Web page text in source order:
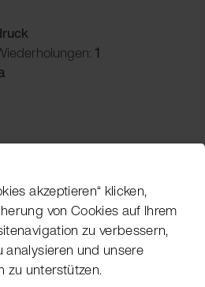
1
über Neuigkeiten,
akzeptieren“ klicken,
von Cookies auf Ihrem
zu verbessern,
und unsere
zu unterstützen.